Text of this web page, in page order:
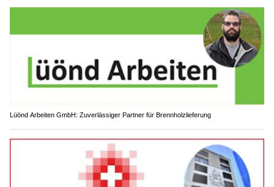
Lüönd Arbeiten GmbH: Zuverlässiger Partner für Brennholzlieferung